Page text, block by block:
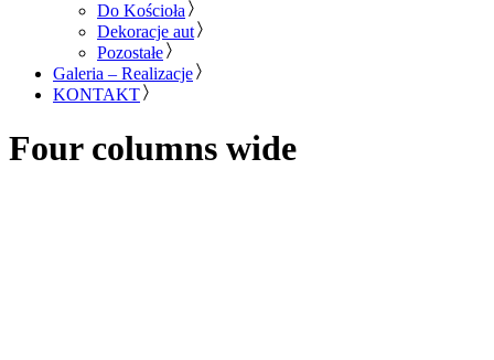
Do Kościoła
Dekoracje aut
Pozostałe
Galeria – Realizacje
KONTAKT
Four columns wide